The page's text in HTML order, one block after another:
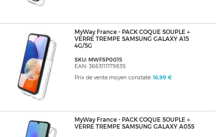
MyWay France - PACK COQUE SOUPLE +
VERRE TREMPE SAMSUNG GALAXY A15
4G/5G
SKU: MWFSP0015
EAN: 3663111179835
Prix de vente moyen constaté: 16,99 €
MyWay France - PACK COQUE SOUPLE +
VERRE TREMPE SAMSUNG GALAXY A05S